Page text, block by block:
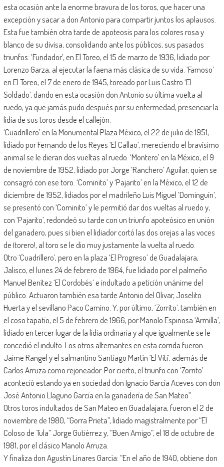
esta ocasión ante la enorme bravura de los toros, que hacer una
excepción y sacar a don Antonio para compartir juntos los aplausos.
Esta fue también otra tarde de apoteosis para los colores rosa y
blanco de su divisa, consolidando ante los públicos, sus pasados
triunfos: ‘Fundador’, en El Toreo, el 15 de marzo de 1936, lidiado por
Lorenzo Garza, al ejecutar la faena más clásica de su vida. ‘Famoso’
en El Toreo, el 7 de enero de 1945, toreado por Luis Castro ‘El
Soldado’, dando en esta ocasión don Antonio su última vuelta al
ruedo, ya que jamás pudo después por su enfermedad, presenciar la
lidia de sus toros desde el callejón.
‘Cuadrillero’ en la Monumental Plaza México, el 22 de julio de 1951,
lidiado por Fernando de los Reyes ‘El Callao’, mereciendo el bravísimo
animal se le dieran dos vueltas al ruedo. ‘Montero’ en la México, el 9
de noviembre de 1952, lidiado por Jorge ‘Ranchero’ Aguilar, quien se
consagró con ese toro. ‘Cominito’ y ‘Pajarito’ en la México, el 12 de
diciembre de 1952, lidiados por el madrileño Luis Miguel ‘Dominguín’,
se presentó con ‘Cominito’ y le permitió dar dos vueltas al ruedo y,
con ‘Pajarito’, redondeó su tarde con un triunfo apoteósico en unión
del ganadero, pues si bien el lidiador cortó las dos orejas a las voces
de ¡torero!, al toro se le dio muy justamente la vuelta al ruedo.
Otro ‘Cuadrillero’, pero en la plaza ‘El Progreso’ de Guadalajara,
Jalisco, el lunes 24 de febrero de 1964, fue lidiado por el palmeño
Manuel Benítez ‘El Cordobés’ e indultado a petición unánime del
público. Actuaron también esa tarde Antonio del Olivar, Joselito
Huerta y el sevillano Paco Camino. Y, por último, ‘Zorrito’, también en
el coso tapatío, el 5 de febrero de 1966, por Manolo Espinosa ‘Armilla’,
lidiado en tercer lugar de la lidia ordinaria y al que igualmente se le
concedió el indulto. Los otros alternantes en esta corrida fueron
Jaime Rangel y el salmantino Santiago Martín ‘El Viti’, además de
Carlos Arruza como rejoneador. Por cierto, el triunfo con ‘Zorrito’
aconteció estando ya en sociedad don Ignacio García Aceves con don
José Antonio Llaguno García en la ganadería de San Mateo”.
Otros toros indultados de San Mateo en Guadalajara, fueron el 2 de
noviembre de 1980, “Gorra Prieta”, lidiado magistralmente por “El
Coloso de Tula” Jorge Gutiérrez y, “Buen Amigo”, el 18 de octubre de
1981, por el clásico Manolo Arruza.
Y finaliza don Agustín Linares García: “En el año de 1940, obtiene don